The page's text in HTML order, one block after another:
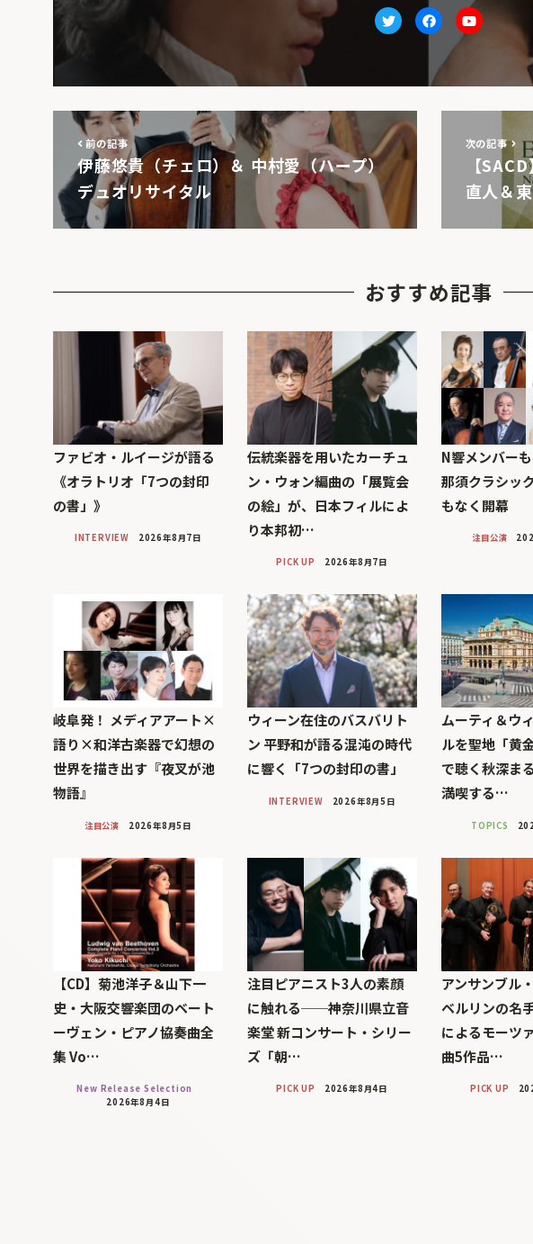
TwitterfacebookYoutube
前の記事
伊藤悠貴（チェロ）＆ 中村愛（ハープ）
デュオリサイタル
次の記事
【
直人＆
おすすめ記事
ファビオ・ルイージが語る
《オラトリオ「7つの封印
の書」》
INTERVIEW 2026年8月7日
伝統楽器を用いたカーチュ
ン・ウォン編曲の「展覧会
の絵」が、日本フィルによ
り本邦初…
PICK UP 2026年8月7日
N響メンバー
那須クラシッ
もなく開幕
注目公演
岐阜発！ メディアアート×
語り×和洋古楽器で幻想の
世界を描き出す『夜叉が池
物語』
注目公演 2026年8月5日
ウィーン在住のバスバリト
ン 平野和が語る混沌の時代
に響く「7つの封印の書」
INTERVIEW 2026年8月5日
ムーティ＆ウ
ルを聖地「黄
で聴く秋深ま
満喫する…
TOPICS
【CD】菊池洋子＆山下一
史・大阪交響楽団のベート
ーヴェン・ピアノ協奏曲全
集 Vo…
New Release Selection
2026年8月4日
注目ピアニスト3人の素顔
に触れる──神奈川県立音
楽堂 新コンサート・シリー
ズ「朝…
PICK UP 2026年8月4日
アンサンブル
ベルリンの名
によるモーツ
曲5作品…
PICK UP